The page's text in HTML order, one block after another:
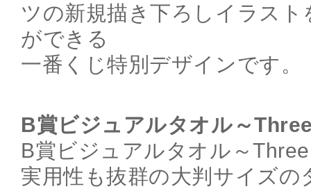
ツの新規描き下ろしイラス
ができる
一番くじ特別デザインです。
B賞ビジュアルタオル～
B賞ビジュアルタオル～
実用性も抜群の大判サイズの